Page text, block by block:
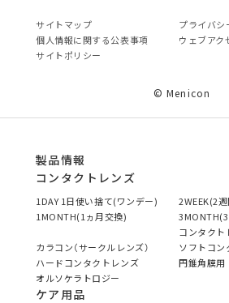
サイトマップ
プライバシ
個⼈情報に関する公表事項
ウェブアク
サイトポリシー
© Menicon
製品情報
コンタクトレンズ
1DAY 1日使い捨て(ワンデー)
2WEEK(2
1MONTH(1ヵ月交換)
コンタクト
カラコン（サークルレンズ）
ソフトコン
ハードコンタクトレンズ
円錐角膜用
オルソケラトロジー
ケア用品